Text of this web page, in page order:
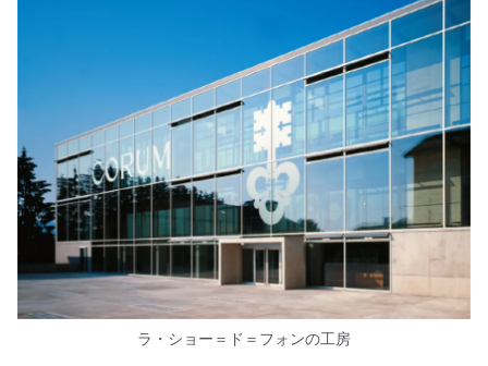
ラ・ショー＝ド＝フォンの工房